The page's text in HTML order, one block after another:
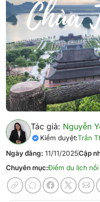
Tác giả: Nguyễn
Kiểm duyệt:Trần
Ngày đăng: 11/11/2025Cập
Chuyên mục:Điểm du lịch nổi